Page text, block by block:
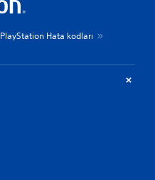
PlayStation Hata kodları